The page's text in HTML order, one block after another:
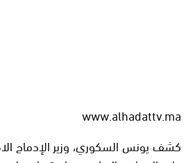
www.alhadattv.ma
كشف يونس السكوري، وزير الإدماج